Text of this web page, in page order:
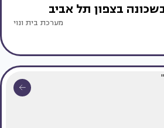
בצפון תל אביב
מערכת בית ונוי